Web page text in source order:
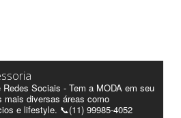
Sociais - Tem a MODA em seu
mais diversas áreas como
e lifestyle. 📞(11) 99985-4052